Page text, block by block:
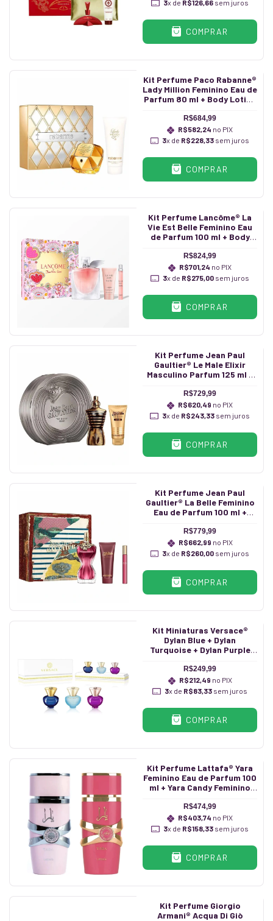
3x de R$126,66sem juros
COMPRAR
Kit Perfume Paco Rabanne®
Lady Million Feminino Eau de
Parfum 80 ml + Body Lotion
R$684,99
R$582,24 no PIX
3x de R$228,33 sem juros
COMPRAR
Kit Perfume Lancôme® La
Vie Est Belle Feminino Eau
de Parfum 100 ml + Body
R$824,99
R$701,24 no PIX
3x de R$275,00sem juros
COMPRAR
Kit Perfume Jean Paul
Gaultier® Le Male Elixir
Masculino Parfum 125 ml +
R$729,99
R$620,49 no PIX
3x de R$243,33sem juros
COMPRAR
Kit Perfume Jean Paul
Gaultier® La Belle Feminino
Eau de Parfum 100 ml +
10 ml
R$779,99
R$662,99 no PIX
3x de R$260,00 sem juros
COMPRAR
Kit Miniaturas Versace®
Dylan Blue + Dylan
Turquoise + Dylan Purple
R$249,99
R$212,49 no PIX
3x de R$83,33sem juros
COMPRAR
Kit Perfume Lattafa® Yara
Feminino Eau de Parfum 100
ml + Yara Candy Feminino
R$474,99
R$403,74 no PIX
3x de R$158,33sem juros
COMPRAR
Kit Perfume Giorgio
Armani® Acqua Di Giò